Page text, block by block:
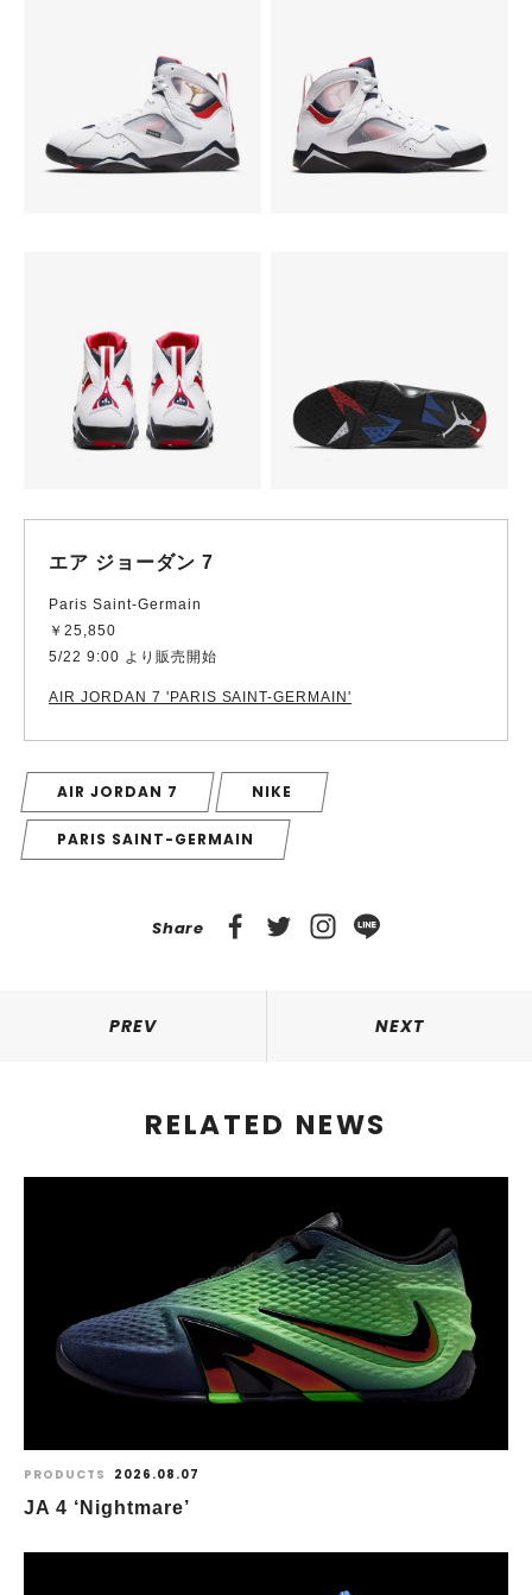
エア ジョーダン 7
Paris Saint-Germain
￥25,850
5/22 9:00 より販売開始
AIR JORDAN 7 'PARIS SAINT-GERMAIN'
AIR JORDAN 7 NIKE
PARIS SAINT-GERMAIN
Share
PREV NEXT
RELATED NEWS
PRODUCTS 2026.08.07
JA 4 ‘Nightmare’